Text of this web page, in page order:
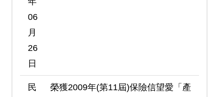
06
月
26
日
民
榮獲2009年(第11屆)保險信望愛「產